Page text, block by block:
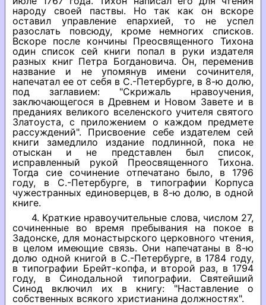
народу своей паствы. Но так как он вскоре
оставил управление епархией, то не успел
разослать повсюду, кроме немногих списков.
Вскоре после кончины Преосвященного Тихона
один список сей книги попал в руки издателя
разных книг Петра Богдановича. Он, переменив
название и не упомянув имени сочинителя,
напечатал ее от себя в С.-Петербурге, в 8-ю долю,
под заглавием: "Скрижаль нравоучения,
заключающегося в Древнем и Новом Завете и в
преданиях великого вселенского учителя святого
Златоуста, с приложением о каждом предмете
рассуждений". Присвоение себе издателем сей
книги замедлило издание подлинной, пока не
отыскан и не представлен был список,
исправленный рукой Преосвященного Тихона.
Тогда сие сочинение отпечатано было, в 1796
году, в С.-Петербурге, в типографии Корпуса
чужестранных единоверцев, в 8-ю долю, в одной
книге.
4. Краткие нравоучительные слова, числом 27,
сочиненные во время пребывания на покое в
Задонске, для монастырского церковного чтения,
в целом имеющие связь. Они напечатаны в 8-ю
долю одной книгой в С.-Петербурге, в 1784 году,
в типографии Брейт-копфа, и второй раз, в 1794
году, в Синодальной типографии. Святейший
Синод включил их в книгу: "Наставление о
собственных всякого христианина должностях".